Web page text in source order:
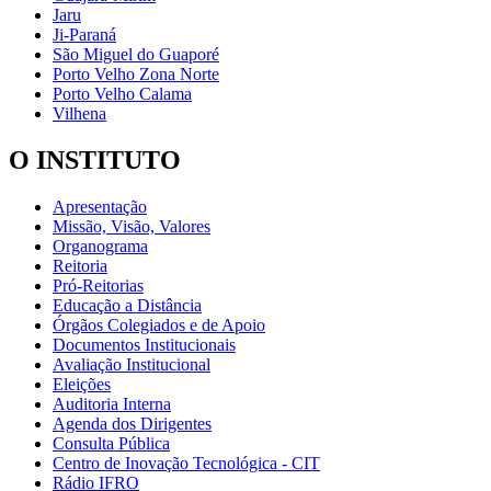
Jaru
Ji-Paraná
São Miguel do Guaporé
Porto Velho Zona Norte
Porto Velho Calama
Vilhena
O INSTITUTO
Apresentação
Missão, Visão, Valores
Organograma
Reitoria
Pró-Reitorias
Educação a Distância
Órgãos Colegiados e de Apoio
Documentos Institucionais
Avaliação Institucional
Eleições
Auditoria Interna
Agenda dos Dirigentes
Consulta Pública
Centro de Inovação Tecnológica - CIT
Rádio IFRO